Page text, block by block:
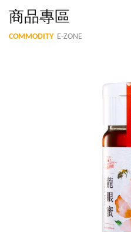
商品專區
COMMODITY E-ZONE